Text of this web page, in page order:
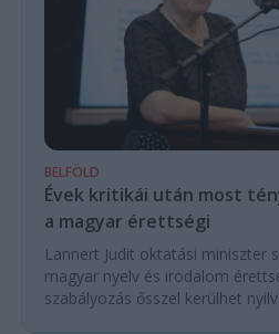
BELFÖLD
Évek kritikái után most
a magyar érettségi
Lannert Judit oktatási miniszter
magyar nyelv és irodalom
szabályozás ősszel kerülhet